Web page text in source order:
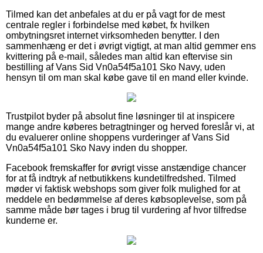
Tilmed kan det anbefales at du er på vagt for de mest
centrale regler i forbindelse med købet, fx hvilken
ombytningsret internet virksomheden benytter. I den
sammenhæng er det i øvrigt vigtigt, at man altid gemmer ens
kvittering på e-mail, således man altid kan eftervise sin
bestilling af Vans Sid Vn0a54f5a101 Sko Navy, uden
hensyn til om man skal købe gave til en mand eller kvinde.
Trustpilot byder på absolut fine løsninger til at inspicere
mange andre køberes betragtninger og herved foreslår vi, at
du evaluerer online shoppens vurderinger af Vans Sid
Vn0a54f5a101 Sko Navy inden du shopper.
Facebook fremskaffer for øvrigt visse anstændige chancer
for at få indtryk af netbutikkens kundetilfredshed. Tilmed
møder vi faktisk webshops som giver folk mulighed for at
meddele en bedømmelse af deres købsoplevelse, som på
samme måde bør tages i brug til vurdering af hvor tilfredse
kunderne er.